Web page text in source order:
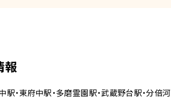
報
駅・東府中駅・多磨霊園駅・武蔵野台駅・分倍河